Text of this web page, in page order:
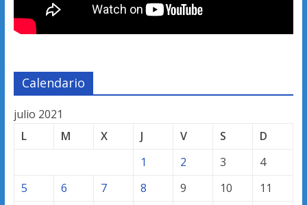
Calendario
julio 2021
L
M X J V S
D
1
2 3
4
5
6 7 8 9 10
11